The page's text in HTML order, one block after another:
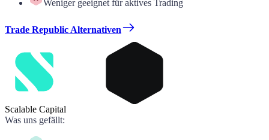
Weniger geeignet für aktives Trading
Trade Republic Alternativen
Scalable Capital
Was uns gefällt: